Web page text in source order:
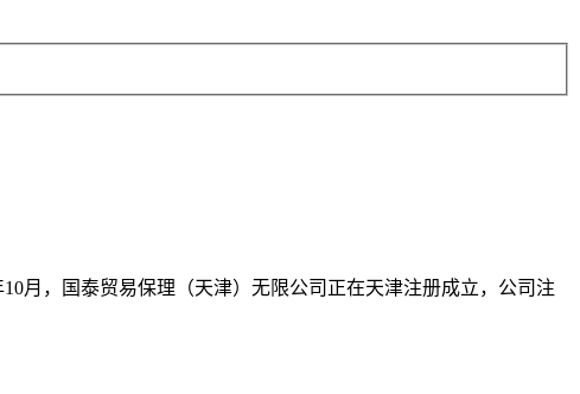
月，国泰贸易保理（天津）无限公司正在天津注册成立，公司注